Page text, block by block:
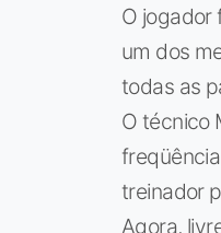
O jogador
um dos
todas as
O técnico
treinador
Agora,